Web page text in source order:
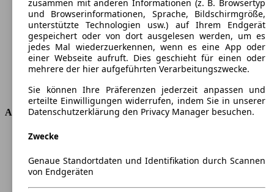
Anzahl der Gänge
5
Drehmoment
124 nm
Hubraum
1388 ccm
Kraftstoff
Benzin
Zylinder
4
Getriebe
Schaltgetriebe
Antriebsart
Vorderradantrieb
Abmessungen
Länge
Breite
2020 mm
Radstand
zusammen mit anderen Informationen (z. B. Browsertyp
und Browserinformationen, Sprache, Bildschirmgröße,
unterstützte Technologien usw.) auf Ihrem Endgerät
gespeichert oder von dort ausgelesen werden, um es
jedes Mal wiederzuerkennen, wenn es eine App oder
einer Webseite aufruft. Dies geschieht für einen oder
mehrere der hier aufgeführten Verarbeitungszwecke.
Sie können Ihre Präferenzen jederzeit anpassen und
erteilte Einwilligungen widerrufen, indem Sie in unserer
Datenschutzerklärung den Privacy Manager besuchen.
Zwecke
Genaue Standortdaten und Identifikation durch Scannen
von Endgeräten